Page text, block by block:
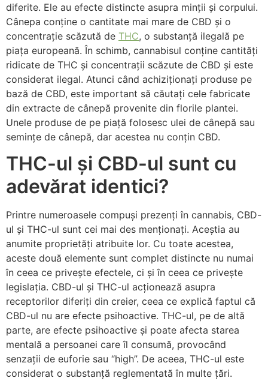
diferite. Ele au efecte distincte asupra minții și corpului.
Cânepa conține o cantitate mai mare de CBD și o
concentrație scăzută de THC, o substanță ilegală pe
piața europeană. În schimb, cannabisul conține cantități
ridicate de THC și concentrații scăzute de CBD și este
considerat ilegal. Atunci când achiziționați produse pe
bază de CBD, este important să căutați cele fabricate
din extracte de cânepă provenite din florile plantei.
Unele produse de pe piață folosesc ulei de cânepă sau
semințe de cânepă, dar acestea nu conțin CBD.
THC-ul și CBD-ul sunt cu
adevărat identici?
Printre numeroasele compuși prezenți în cannabis, CBD-
ul și THC-ul sunt cei mai des menționați. Aceștia au
anumite proprietăți atribuite lor. Cu toate acestea,
aceste două elemente sunt complet distincte nu numai
în ceea ce privește efectele, ci și în ceea ce privește
legislația. CBD-ul și THC-ul acționează asupra
receptorilor diferiți din creier, ceea ce explică faptul că
CBD-ul nu are efecte psihoactive. THC-ul, pe de altă
parte, are efecte psihoactive și poate afecta starea
mentală a persoanei care îl consumă, provocând
senzații de euforie sau “high”. De aceea, THC-ul este
considerat o substanță reglementată în multe țări.